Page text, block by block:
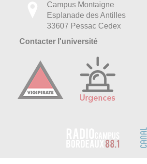
Campus Montaigne
Esplanade des Antilles
33607 Pessac Cedex
Contacter l'université